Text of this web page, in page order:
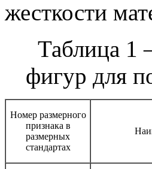
жесткости
Таблица 1
фигур для
Номер размерного
признака в
размерных
стандартах